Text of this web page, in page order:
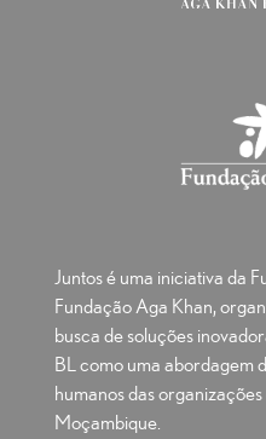
Juntos é uma iniciativa da
Fundação Aga Khan,
busca de soluções
BL como uma abordagem
humanos das
Moçambique.